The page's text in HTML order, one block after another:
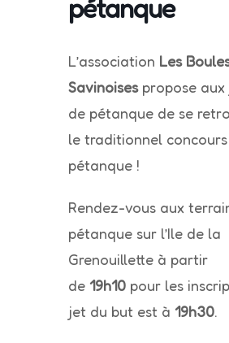
pétanque
L’association Les
Savinoisespropose aux
de pétanque de se
le traditionnel
pétanque !
Rendez-vous aux
pétanque sur l’Ile de la
Grenouillette à partir
de 19h10 pour les
jet du but est à 19h30.